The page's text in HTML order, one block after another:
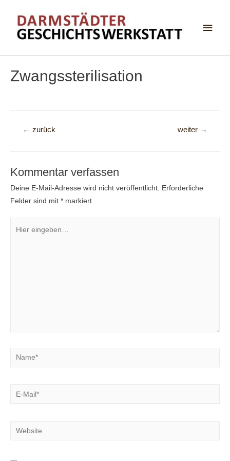
Zwangssterilisation
Beitragsnavigation
← zurück weiter →
Kommentar verfassen
Deine E-Mail-Adresse wird nicht veröffentlicht. Erforderliche
Felder sind mit * markiert
Name*
E-
Website